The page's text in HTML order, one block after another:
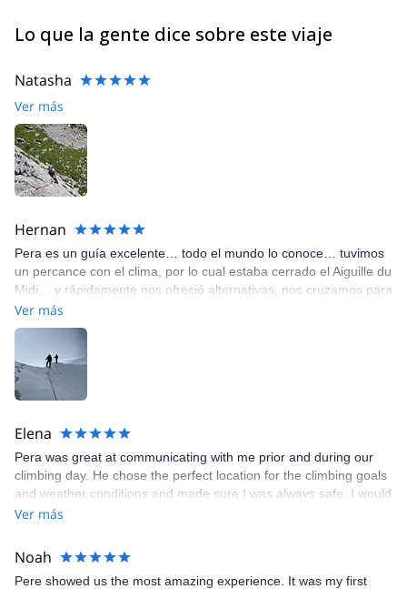
Lo que la gente dice sobre este viaje
Natasha
Ver más
Hernan
Pera es un guía excelente… todo el mundo lo conoce… tuvimos
un percance con el clima, por lo cual estaba cerrado el Aiguille du
Midi… y rápidamente nos ofreció alternativas, nos cruzamos para
el lado italiano y subimos al Torino para realizar las caminatas
sobre glaciar…. Una experiencia increíble, lo recomiendo de
Ver más
Elena
Pera was great at communicating with me prior and during our
climbing day. He chose the perfect location for the climbing goals
and weather conditions and made sure I was always safe. I would
definitely choose to climb with him again in the Swiss Alps or
Ver más
Noah
Pere showed us the most amazing experience. It was my first